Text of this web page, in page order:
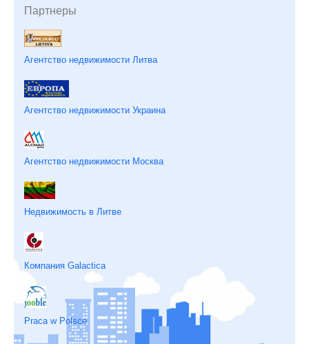
Партнеры
Агентство недвижимости Литва
Агентство недвижимости Украина
Агентство недвижимости Москва
Недвижимость в Литве
Компания Galactica
Praca w Polsce